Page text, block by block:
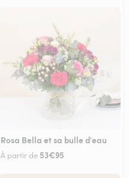
Rosa Bella et sa bulle d'eau
À partir de 53€95